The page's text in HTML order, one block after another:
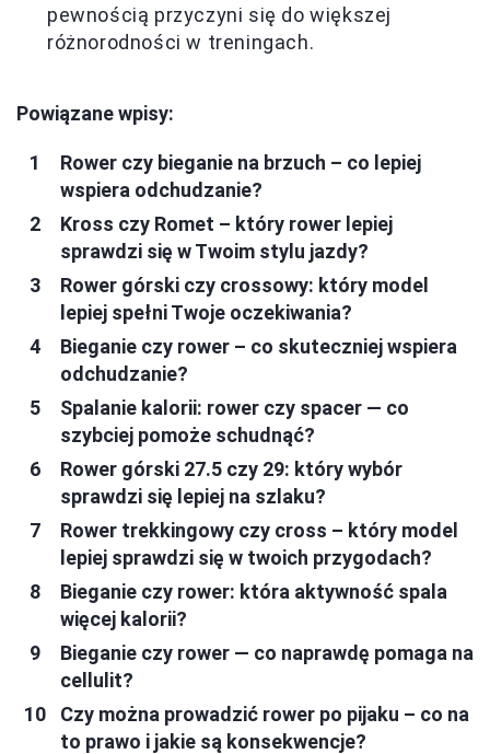
pewnością przyczyni się do większej
różnorodności w treningach.
Powiązane wpisy:
Rower czy bieganie na brzuch – co lepiej
wspiera odchudzanie?
Kross czy Romet – który rower lepiej
sprawdzi się w Twoim stylu jazdy?
Rower górski czy crossowy: który model
lepiej spełni Twoje oczekiwania?
Bieganie czy rower – co skuteczniej wspiera
odchudzanie?
Spalanie kalorii: rower czy spacer — co
szybciej pomoże schudnąć?
Rower górski 27.5 czy 29: który wybór
sprawdzi się lepiej na szlaku?
Rower trekkingowy czy cross – który model
lepiej sprawdzi się w twoich przygodach?
Bieganie czy rower: która aktywność spala
więcej kalorii?
Bieganie czy rower — co naprawdę pomaga na
cellulit?
Czy można prowadzić rower po pijaku – co na
to prawo i jakie są konsekwencje?